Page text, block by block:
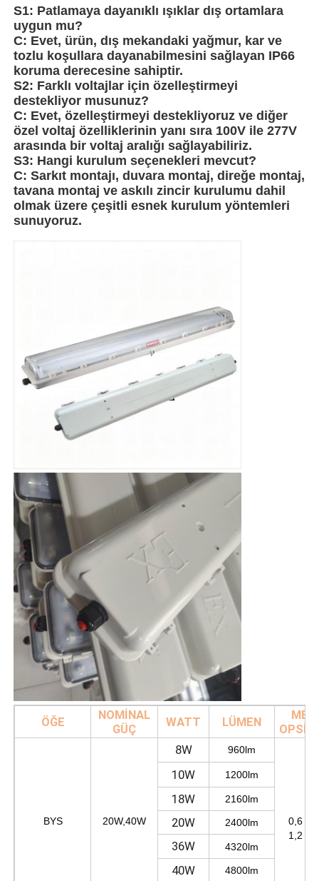
Kalite kontrol
Bize ulaşın
Teklif isteği
Patlama Korumalı Aydınlatma
Patlamaya Dayanıklı Alarm Işığı
patlamaya dayanıklı anahtar
Patlama geçirmez kablo bezleri
patlamaya dayanıklı fiş ve priz
S1: Patlamaya dayanıklı ışıklar dış ortamlara
uygun mu?
C: Evet, ürün, dış mekandaki yağmur, kar ve
tozlu koşullara dayanabilmesini sağlayan IP66
koruma derecesine sahiptir.
S2: Farklı voltajlar için özelleştirmeyi
destekliyor musunuz?
C: Evet, özelleştirmeyi destekliyoruz ve diğer
özel voltaj özelliklerinin yanı sıra 100V ile 277V
arasında bir voltaj aralığı sağlayabiliriz.
S3: Hangi kurulum seçenekleri mevcut?
C: Sarkıt montajı, duvara montaj, direğe montaj,
tavana montaj ve askılı zincir kurulumu dahil
olmak üzere çeşitli esnek kurulum yöntemleri
sunuyoruz.
ÖĞE
NOMİNAL
GÜÇ
WATT LÜMEN
BYS 20W,40W
8W 960lm
0,6
1,2
10W 1200lm
18W 2160lm
20W 2400lm
36W 4320lm
40W 4800lm